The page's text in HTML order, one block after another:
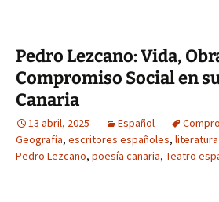
Pedro Lezcano: Vida,
Compromiso Social en
Canaria
13 abril, 2025 Español
Geografía, escritores españoles,
Pedro Lezcano, poesía canaria, Teatro